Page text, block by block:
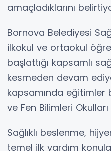
amaçladıklarını
Bornova Belediyesi
ilkokul ve ortaokul
başlattığı kapsamlı
kesmeden devam
kapsamında eğitimler
ve Fen Bilimleri
Sağlıklı beslenme,
temel ilk yardım